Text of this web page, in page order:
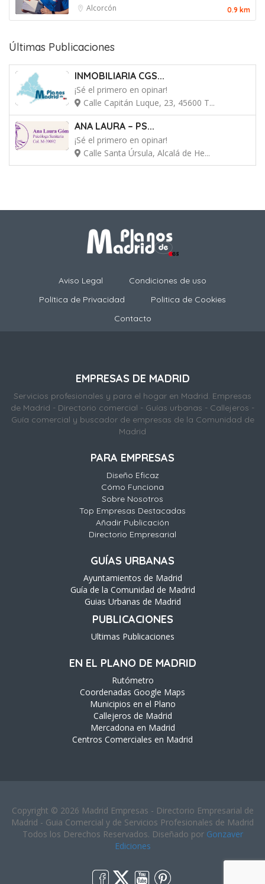
Alcorcón
0.9 km
Últimas Publicaciones
INMOBILIARIA CGS...
¡Sé el primero en opinar!
Calle Capitán Luque, 23, 45600 T...
ANA LAURA – PS...
¡Sé el primero en opinar!
Calle Santa Úrsula, Alcalá de He...
Aviso Legal
Condiciones de uso
Política de Privacidad
Politica de Cookies
Contacto
EMPRESAS DE MADRID
Servicios profesionales y para el hogar en Madrid. Empresas
de Madrid - Directorio comercial - Guías urbanas - Callejeros -
Guía comercial y buscador de empresas de la Comunidad de
Madrid
PARA EMPRESAS
Diseño Eficaz
Cómo Funciona
Sobre Nosotros
Top Empresas Destacadas
Añadir Publicación
Directorio Empresarial
GUÍAS URBANAS
Ayuntamientos de Madrid
Guía de la Comunidad de Madrid
Guias Urbanas de Madrid
PUBLICACIONES
Ultimas Publicaciones
EN EL PLANO DE MADRID
Rutómetro
Coordenadas Google Maps
Municipios en el Plano
Callejeros de Madrid
Mercadona en Madrid
Centros Comerciales en Madrid
Copyright © 2026 Madrid Empresas - Directorio Empresarial de
Madrid - Guia Comercial y de Servicios Profesionales de Madrid
Todos los Derechos Reservados. Diseñado por Gonzaver
Ediciones